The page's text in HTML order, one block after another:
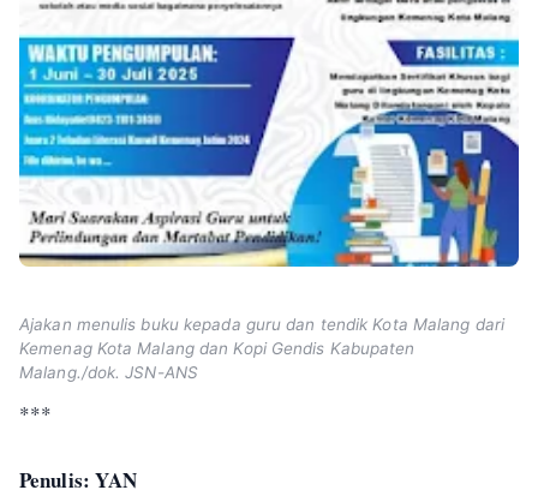
Ajakan menulis buku kepada guru dan tendik Kota Malang dari
Kemenag Kota Malang dan Kopi Gendis Kabupaten
Malang./dok. JSN-ANS
***
Penulis: YAN